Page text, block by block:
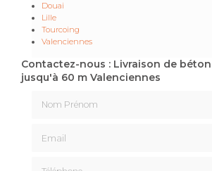
Douai
Lille
Tourcoing
Valenciennes
Contactez-nous : Livraison de
jusqu'à 60 m Valenciennes